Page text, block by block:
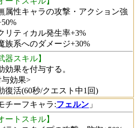
属性キャラの攻撃・アクション強
リティカル発生率+3%
族系へのダメージ+30%
器スキル】
効果を付与する。
与効果>
復活(60秒/クエスト中1回)
チーフキャラ:フェルン 」
ートスキル】